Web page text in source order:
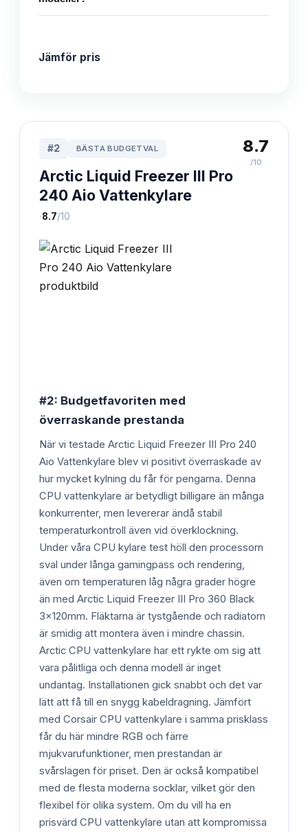
Jämför pris
#2 BÄSTA BUDGETVAL
Arctic Liquid Freezer III Pro
240 Aio Vattenkylare
·8.7/10
8.7
/10
#2: Budgetfavoriten med
överraskande prestanda
När vi testade Arctic Liquid Freezer III Pro 240
Aio Vattenkylare blev vi positivt överraskade av
hur mycket kylning du får för pengarna. Denna
CPU vattenkylare är betydligt billigare än många
konkurrenter, men levererar ändå stabil
temperaturkontroll även vid överklockning.
Under våra CPU kylare test höll den processorn
sval under långa gamingpass och rendering,
även om temperaturen låg några grader högre
än med Arctic Liquid Freezer III Pro 360 Black
3x120mm. Fläktarna är tystgående och radiatorn
är smidig att montera även i mindre chassin.
Arctic CPU vattenkylare har ett rykte om sig att
vara pålitliga och denna modell är inget
undantag. Installationen gick snabbt och det var
lätt att få till en snygg kabeldragning. Jämfört
med Corsair CPU vattenkylare i samma prisklass
får du här mindre RGB och färre
mjukvarufunktioner, men prestandan är
svårslagen för priset. Den är också kompatibel
med de flesta moderna socklar, vilket gör den
flexibel för olika system. Om du vill ha en
prisvärd CPU vattenkylare utan att kompromissa